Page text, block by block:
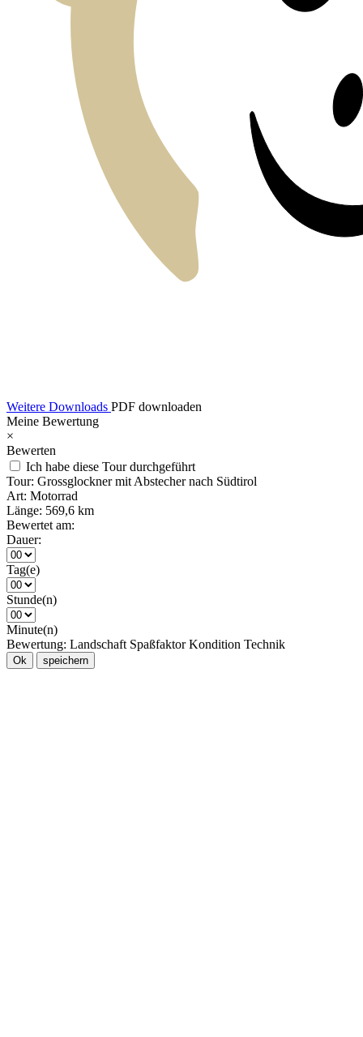
Weitere Downloads PDF downloaden
Meine Bewertung
×
Bewerten
Ich habe diese Tour durchgeführt
Tour: Grossglockner mit Abstecher nach Südtirol
Art: Motorrad
Länge: 569,6 km
Bewertet am:
Dauer:
Tag(e)
Stunde(n)
Minute(n)
Bewertung: Landschaft Spaßfaktor Kondition Technik
Ok speichern